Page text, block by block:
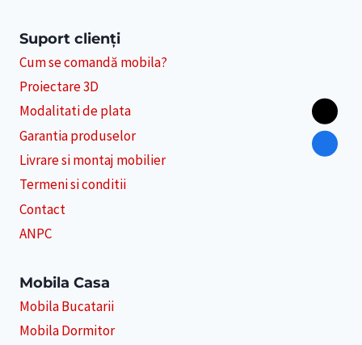
Suport clienți
Cum se comandă mobila?
Proiectare 3D
Modalitati de plata
Garantia produselor
Livrare si montaj mobilier
Termeni si conditii
Contact
ANPC
Mobila Casa
Mobila Bucatarii
Mobila Dormitor